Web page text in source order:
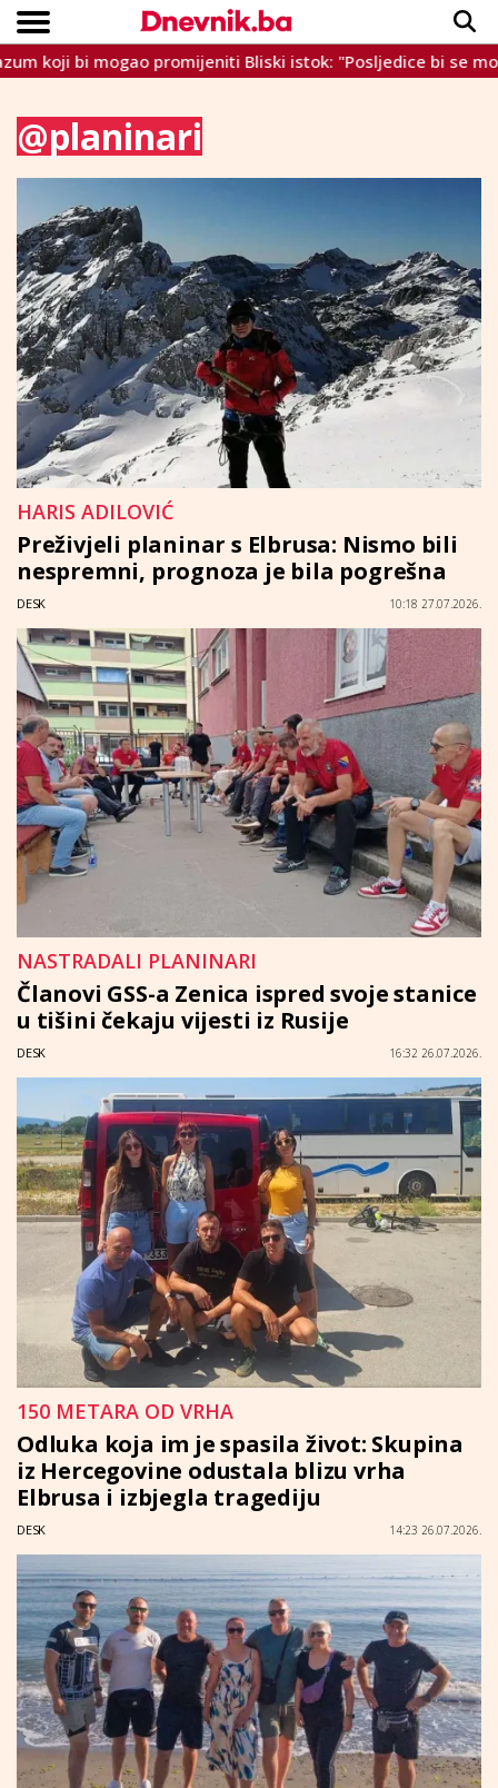
VIJESTI
SPORT
INTERVIEW
TEME
CRNA KRONIKA
LIFESTYLE
Copyright © Dnevnik.ba 2023.
promijeniti Bliski istok: "Posljedice bi se mogle osjećati
@planinari
HARIS ADILOVIĆ
Preživjeli planinar s Elbrusa: Nismo bili
nespremni, prognoza je bila pogrešna
DESK 10:18 27.07.2026.
NASTRADALI PLANINARI
Članovi GSS-a Zenica ispred svoje stanice
u tišini čekaju vijesti iz Rusije
DESK 16:32 26.07.2026.
150 METARA OD VRHA
Odluka koja im je spasila život: Skupina
iz Hercegovine odustala blizu vrha
Elbrusa i izbjegla tragediju
DESK 14:23 26.07.2026.